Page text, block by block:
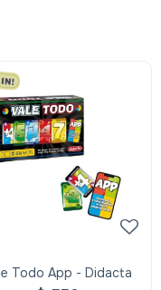
Todo App - Didacta